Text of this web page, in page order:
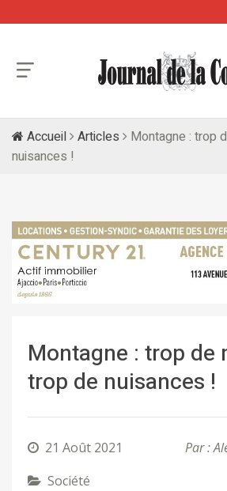
Accueil Articles
Montagne : trop
nuisances !
Montagne : trop de
trop de nuisances !
21 Août 2021
Par :
Société